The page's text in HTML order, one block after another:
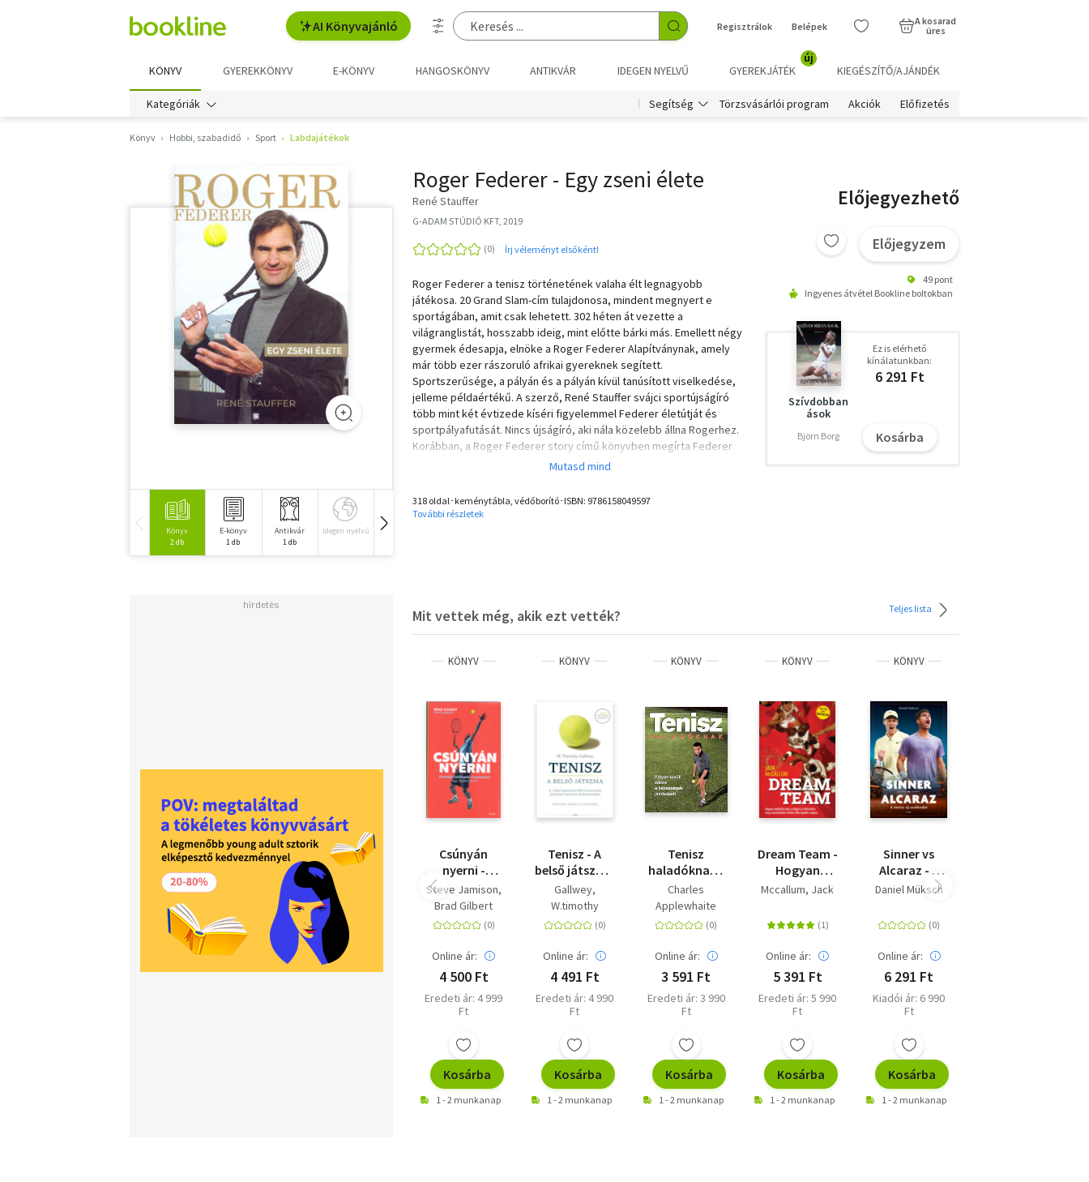
AI Könyvajánló Regisztrálok Belépek
A kosarad
üres
KÖNYV GYEREKKÖNYV E-KÖNYV HANGOSKÖNYV ANTIKVÁR IDEGEN NYELVŰ GYEREKJÁTÉK
új
KIEGÉSZÍTŐ/AJÁNDÉK
Kategóriák Segítség Törzsvásárlói program Akciók Előfizetés
Könyv Hobbi, szabadidő Sport Labdajátékok
Könyv
2 db
E-könyv
1 db
Antikvár
1 db
Idegen nyelvű Hangoskönyv
Roger Federer - Egy zseni élete
René Stauffer
G-ADAM STÚDIÓ KFT, 2019
Írj véleményt elsőként!
Roger Federer a tenisz történetének valaha élt legnagyobb
játékosa. 20 Grand Slam-cím tulajdonosa, mindent megnyert e
sportágában, amit csak lehetett. 302 héten át vezette a
világranglistát, hosszabb ideig, mint előtte bárki más. Emellett négy
gyermek édesapja, elnöke a Roger Federer Alapítványnak, amely
már több ezer rászoruló afrikai gyereknek segített.
Sportszerűsége, a pályán és a pályán kívül tanúsított viselkedése,
jelleme példaértékű. A szerző, René Stauffer svájci sportújságíró
több mint két évtizede kíséri figyelemmel Federer életútját és
sportpályafutását. Nincs újságíró, aki nála közelebb állna Rogerhez.
Korábban, a Roger Federer story című könyvben megírta Federer
pályafutása első szakaszának történetét, ezúttal pedig a
tartó időszakot vetette papírra -- kellő alapossággal és rendkívül
olvasmányos stílusban.
318 oldal･keménytábla, védőborító･ISBN: 9786158049597
További részletek
Előjegyezhető
Előjegyzem
49 pont
Ingyenes átvétel Bookline boltokban
Szívdobban
ások
Björn Borg
Ez is elérhető
kínálatunkban:
6 291 Ft
Kosárba
Mit vettek még, akik ezt vették? Teljes lista
KÖNYV
Csúnyán
nyerni -
Mentális
hadviselés a
teniszben
Steve Jamison
Brad Gilbert
Online ár:
4 500 Ft
Eredeti ár: 4 999
Ft
Kosárba
1 - 2 munkanap
KÖNYV
Tenisz - A
belső játszma
- A világ
legnépszerűbb
útmutatója
játékunk
mentális
Gallwey,
W.timothy
Online ár:
4 491 Ft
Eredeti ár: 4 990
Ft
Kosárba
1 - 2 munkanap
KÖNYV
Tenisz
haladóknak -
Pályán kívüli
edzés a
képességek
javításáért
Charles
Applewhaite
Online ár:
3 591 Ft
Eredeti ár: 3 990
Ft
Kosárba
1 - 2 munkanap
KÖNYV
Dream Team -
Hogyan
hódította
és
változtatta
meg a
minden idők
legjobb
csapata
Mccallum, Jack
Online ár:
5 391 Ft
Eredeti ár: 5 990
Ft
Kosárba
1 - 2 munkanap
KÖNYV
Sinner vs
Alcaraz - A
tenisz új
Daniel Müksch
Online ár:
6 291 Ft
Kiadói ár: 6 990
Ft
Kosárba
1 - 2 munkanap